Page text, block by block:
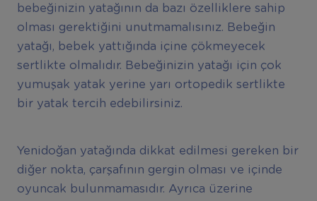
bebeğinizin yatağının da bazı özelliklere sahip
olması gerektiğini unutmamalısınız. Bebeğin
yatağı, bebek yattığında içine çökmeyecek
sertlikte olmalıdır. Bebeğinizin yatağı için çok
yumuşak yatak yerine yarı ortopedik sertlikte
bir yatak tercih edebilirsiniz.
Yenidoğan yatağında dikkat edilmesi gereken bir
diğer nokta, çarşafının gergin olması ve içinde
oyuncak bulunmamasıdır. Ayrıca üzerine